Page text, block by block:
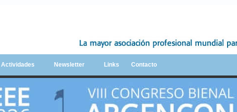
Newsletter Links Contacto